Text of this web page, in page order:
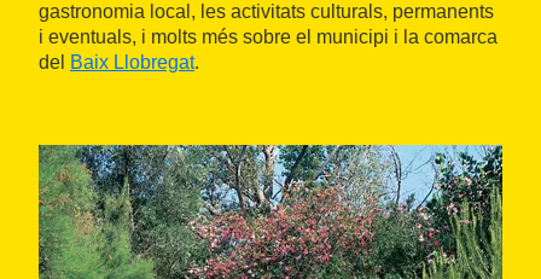
gastronomia local, les activitats culturals, permanents
i eventuals, i molts més sobre el municipi i la comarca
del Baix Llobregat.